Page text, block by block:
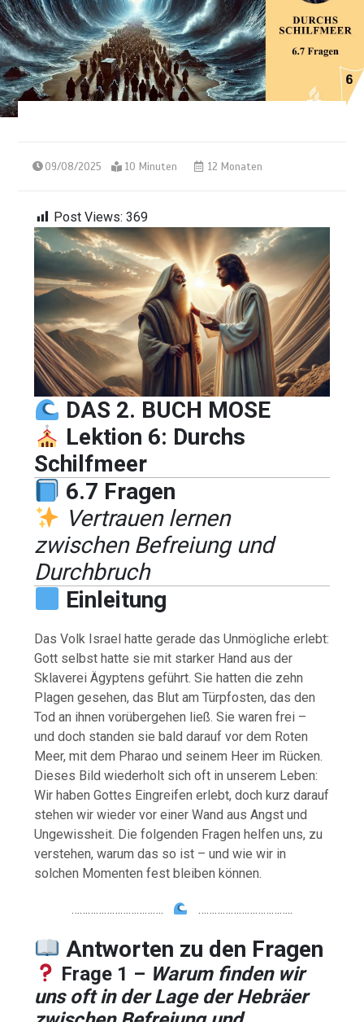
09/08/2025 10 Minuten 12 Monaten
Post Views: 369
DAS 2. BUCH MOSE
Lektion 6: Durchs
Schilfmeer
6.7 Fragen
Vertrauen lernen
zwischen Befreiung und
Durchbruch
Einleitung
Das Volk Israel hatte gerade das Unmögliche erlebt:
Gott selbst hatte sie mit starker Hand aus der
Sklaverei Ägyptens geführt. Sie hatten die zehn
Plagen gesehen, das Blut am Türpfosten, das den
Tod an ihnen vorübergehen ließ. Sie waren frei –
und doch standen sie bald darauf vor dem Roten
Meer, mit dem Pharao und seinem Heer im Rücken.
Dieses Bild wiederholt sich oft in unserem Leben:
Wir haben Gottes Eingreifen erlebt, doch kurz darauf
stehen wir wieder vor einer Wand aus Angst und
Ungewissheit. Die folgenden Fragen helfen uns, zu
verstehen, warum das so ist – und wie wir in
solchen Momenten fest bleiben können.
……………………………. ……………………………..
Antworten zu den Fragen
Frage 1 – Warum finden wir
uns oft in der Lage der Hebräer